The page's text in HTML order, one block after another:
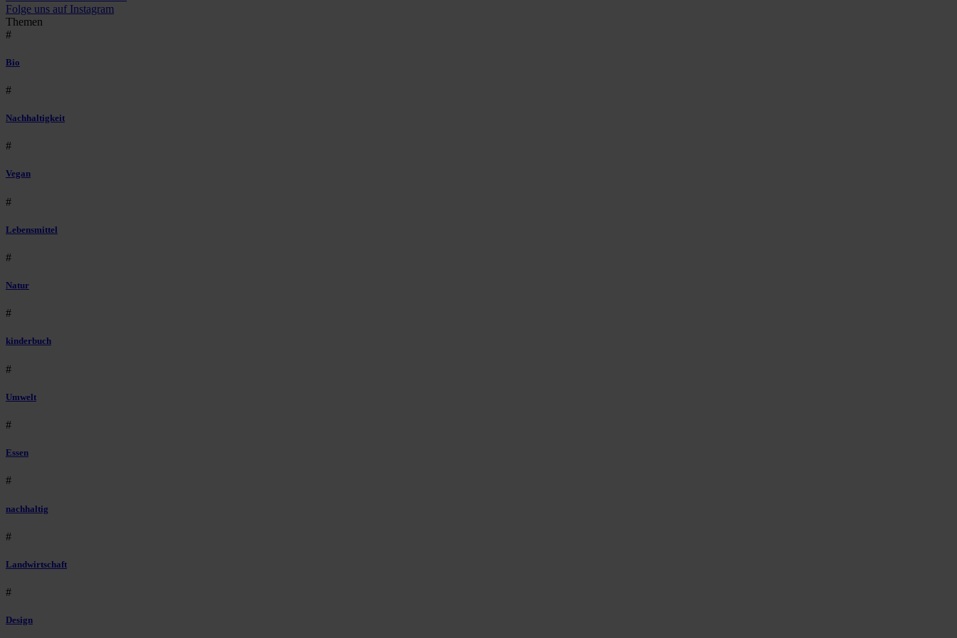
Folge uns auf Instagram
Themen
#
Bio
#
Nachhaltigkeit
#
Vegan
#
Lebensmittel
#
Natur
#
kinderbuch
#
Umwelt
#
Essen
#
nachhaltig
#
Landwirtschaft
#
Design